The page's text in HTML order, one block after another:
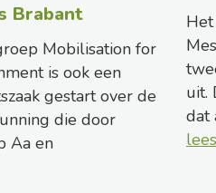
Brabant
Mobilisation for
is ook een
gestart over de
die door
Aa en
uit.
dat